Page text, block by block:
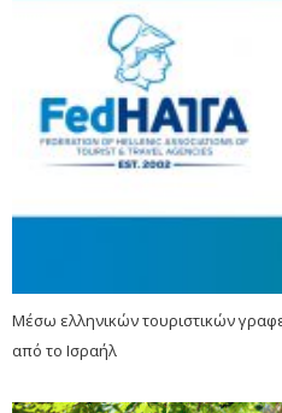
Μέσω ελληνικών τουριστικών
από το Ισραήλ